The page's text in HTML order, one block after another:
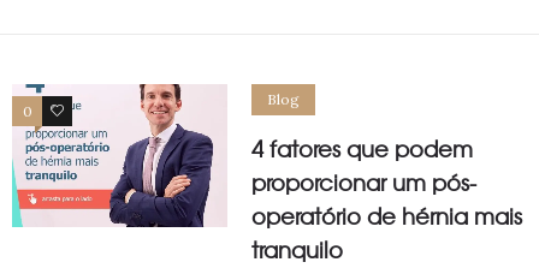
0 0
Blog
4 fatores que podem
proporcionar um pós-
operatório de hérnia mais
tranquilo